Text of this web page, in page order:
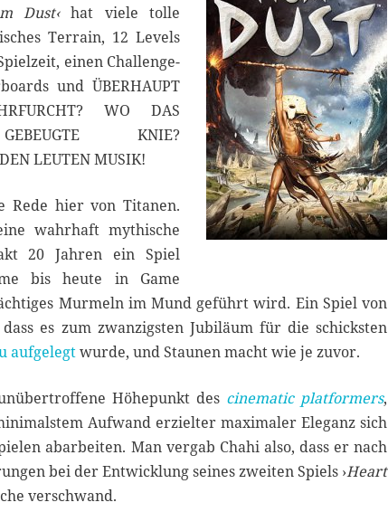
Dust‹hat viele tolle
Terrain, 12 Levels
einen Challenge-
und ÜBERHAUPT
WO DAS
KNIE?
LEUTEN MUSIK!
Rede hier von Titanen.
wahrhaft mythische
20 Jahren ein Spiel
bis heute in Game
Murmeln im Mund geführt wird. Ein Spiel von
es zum zwanzigsten Jubiläum für die schicksten
aufgelegtwurde, und Staunen macht wie je zuvor.
Höhepunkt des cinematic platformers,
Aufwand erzielter maximaler Eleganz sich
abarbeiten. Man vergab Chahi also, dass er nach
bei der Entwicklung seines zweiten Spiels ›Heart
verschwand.